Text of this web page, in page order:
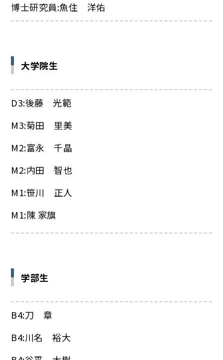
博士研究員:魚住 洋佑
大学院生
D3:後藤 光範
M3:菊田 里美
M2:富永 千晶
M2:内田 智也
M1:笹川 正人
M1:陳 家旗
学部生
B4:刀 章
B4:川名 裕大